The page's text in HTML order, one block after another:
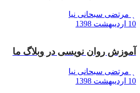
مرتضی سبحانی نیا
10 اردیبهشت 1398
آموزش روان نویسی در وبلاگ ما
مرتضی سبحانی نیا
10 اردیبهشت 1398